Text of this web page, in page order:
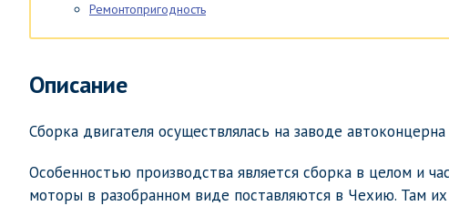
Ремонтопригодность
Описание
Сборка двигателя осуществлялась на заводе
Особенностью производства является сборка в целом и
моторы в разобранном виде поставляются в Чехию. Там